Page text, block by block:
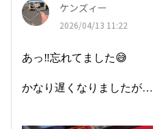
ケンズィー
2026/04/13 11:22
あっ‼️忘れてました😅
かなり遅くなりましたが…